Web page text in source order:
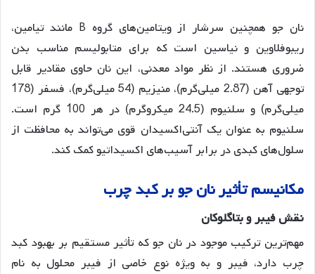
نان جو همچنین سرشار از ویتامین‌های گروه B مانند تیامین،
ریبوفلاوین و نیاسین است که برای متابولیسم مناسب بدن
ضروری هستند. از نظر مواد معدنی، این نان حاوی مقادیر قابل
توجهی آهن (2.87 میلی‌گرم)، منیزیم (54 میلی‌گرم)، فسفر (178
میلی‌گرم) و سلنیوم (24.5 میکروگرم) در هر 100 گرم است
.
سلنیوم به عنوان یک آنتی‌اکسیدان قوی می‌تواند به محافظت از
سلول‌های کبدی در برابر آسیب‌های اکسیداتیو کمک کند.
مکانیسمتأثیرنانجوبرکبدچرب
نقشفیبروبتاگلوکان
مهم‌ترین ترکیب موجود در نان جو که تأثیر مستقیم بر بهبود کبد
چرب دارد، فیبر و به ویژه نوع خاصی از فیبر محلول به نام